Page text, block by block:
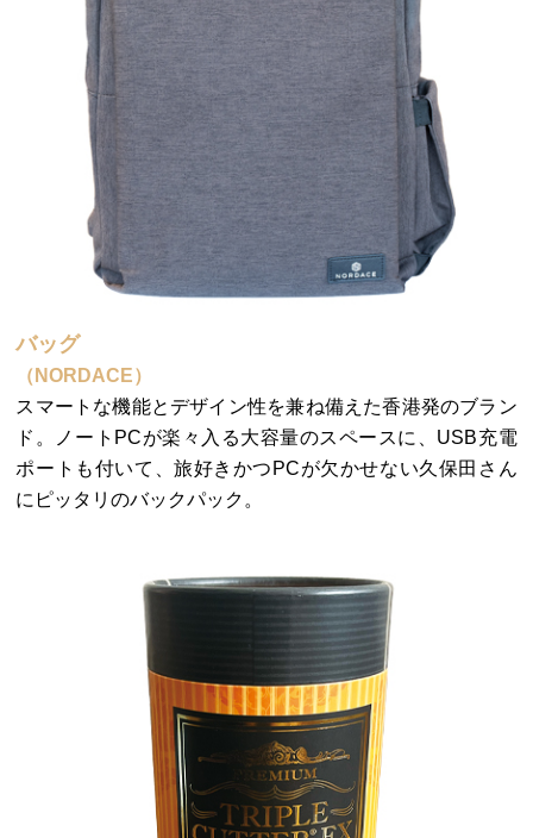
バッグ
（NORDACE）
スマートな機能とデザイン性を兼ね備えた香港発のブラン
ド。ノートPCが楽々入る大容量のスペースに、USB充電
ポートも付いて、旅好きかつPCが欠かせない久保田さん
にピッタリのバックパック。